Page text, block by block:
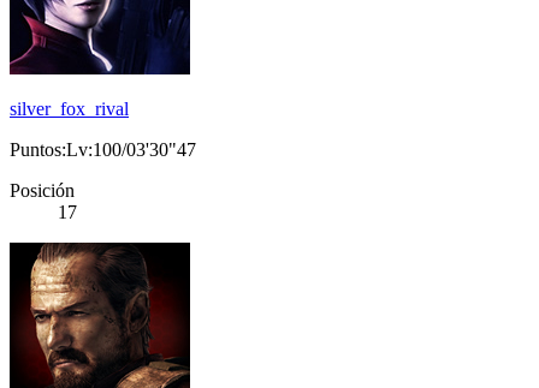
silver_fox_rival
Puntos:Lv:100/03'30"47
Posición
17